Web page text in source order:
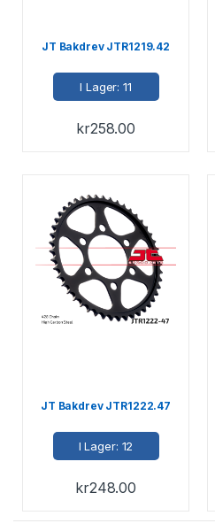
JT Bakdrev JTR1219.42
I Lager: 11
kr258.00
JT Bakdrev JTR1222.47
I Lager: 12
kr248.00